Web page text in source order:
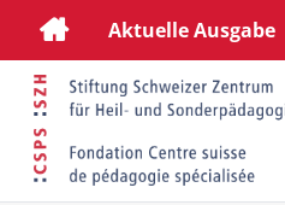
Aktuelle Ausgabe